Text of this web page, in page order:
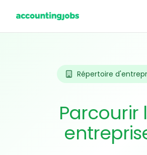
Répertoire
Parcourir